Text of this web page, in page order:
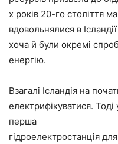
х років 20-го століття
вдовольнялися в
хоча й були окремі
енергію.
Взагалі Ісландія на
електрифікуватися. Тоді
перша
гідроелектростанція для